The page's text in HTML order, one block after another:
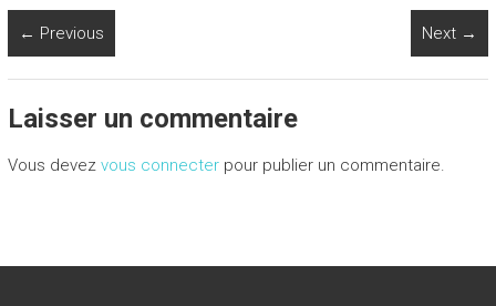
← Previous Next →
Laisser un commentaire
Vous devez vous connecterpour publier un commentaire.